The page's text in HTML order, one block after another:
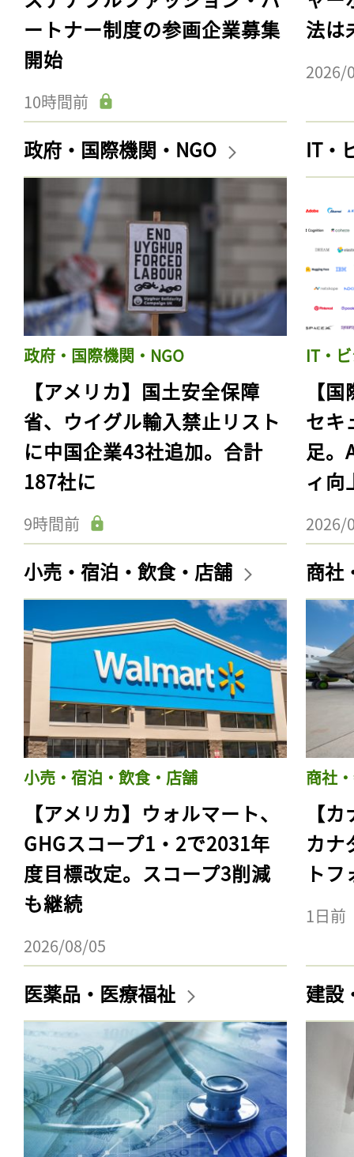
ートナー制度の参画企業募集
開始
10時間前
法は
2026/
政府・国際機関・NGO
政府・国際機関・NGO
【アメリカ】国土安全保障
省、ウイグル輸入禁止リスト
に中国企業43社追加。合計
187社に
9時間前
IT・
IT・
【
セキ
足。
ィ向
2026/
小売・宿泊・飲食・店舗
小売・宿泊・飲食・店舗
【アメリカ】ウォルマート、
GHGスコープ1・2で2031年
度目標改定。スコープ3削減
も継続
2026/08/05
商社
商社
【
カナ
ト
1日前
医薬品・医療福祉 建設